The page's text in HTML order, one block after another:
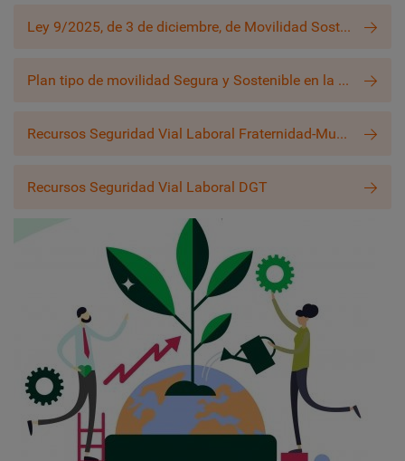
Ley 9/2025, de 3 de diciembre, de Movilidad Sostenible
Plan tipo de movilidad Segura y Sostenible en la empresa
Recursos Seguridad Vial Laboral Fraternidad-Muprespa
Recursos Seguridad Vial Laboral DGT